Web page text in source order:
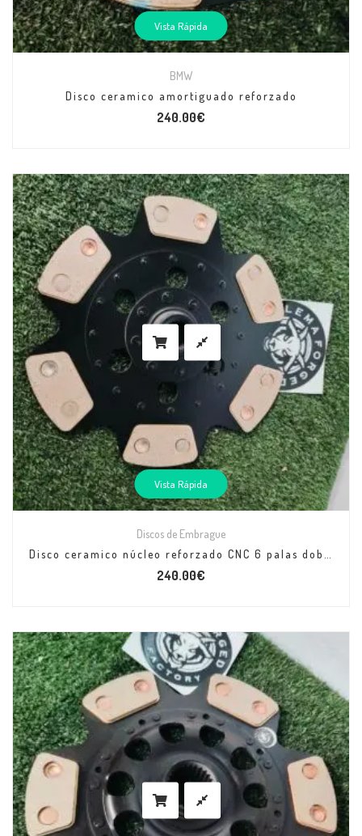
Vista Rápida
BMW
Disco ceramico amortiguado reforzado
240.00€
Vista Rápida
Discos de Embrague
240.00€